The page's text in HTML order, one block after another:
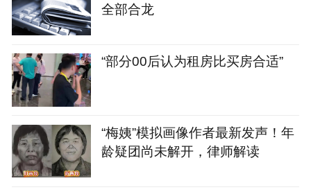
全部合龙
“部分00后认为租房比买房合适”
“梅姨”模拟画像作者最新发声！年
龄疑团尚未解开，律师解读